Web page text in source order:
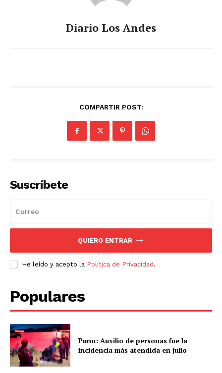
Diario Los Andes
COMPARTIR POST:
Suscríbete
QUIERO ENTRAR
He leído y acepto la Política de Privacidad .
Populares
Puno: Auxilio de personas fue la
incidencia más atendida en julio